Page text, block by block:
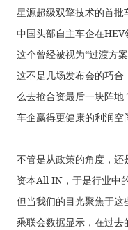
星源超级双擎技术的首
中国头部自主车企在
这个曾经被视为“过渡方
这不是几场发布会的巧
么去抢合资最后一块阵地
车企赢得更健康的利润空
不管是从政策的角度，
资本All IN，于是行业中
但当我们的目光聚焦于
乘联会数据显示，在过